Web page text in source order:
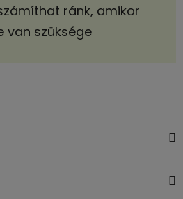
ránk, amikor
van szüksége